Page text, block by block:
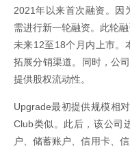
2021年以来首次融资。因
需进行新一轮融资。此轮
未来12至18个月内上市。
拓展分销渠道。同时，公
提供股权流动性。
Upgrade最初提供规模相
Club类似。此后，该公司
户、储蓄账户、信用卡、